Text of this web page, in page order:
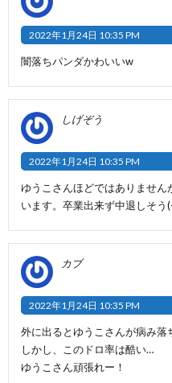
2022年1月24日 10:35 PM
闇落ちパンダかわいいw
しげぞう
2022年1月24日 10:35 PM
ゆうこさんほどではありませ
います。卒業出来ず中退しそう
カブ
2022年1月24日 10:35 PM
外に出るとゆうこさんが病み落
しかし、このドロ率は酷い…
ゆうこさん頑張れー！